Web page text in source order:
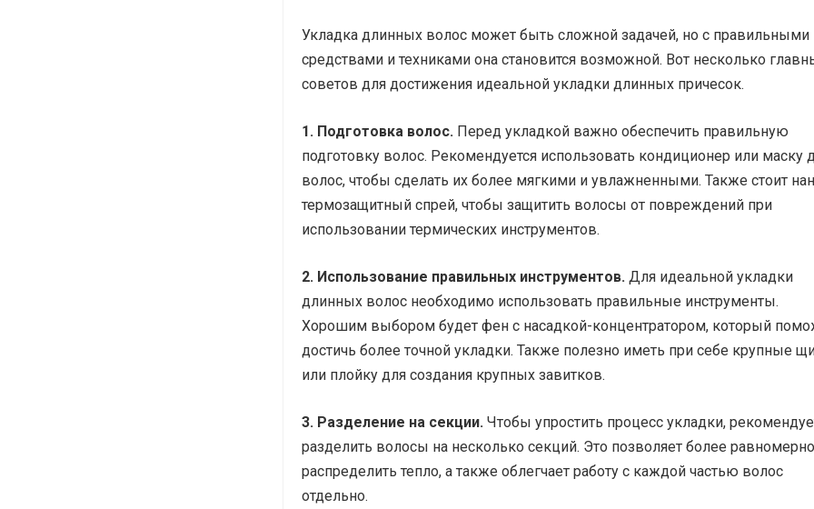
Укладка длинных волос может быть сложной задачей, но с правильными
средствами и техниками она становится возможной. Вот несколько
советов для достижения идеальной укладки длинных причесок.
1. Подготовка волос. Перед укладкой важно обеспечить правильную
подготовку волос. Рекомендуется использовать кондиционер или маску
волос, чтобы сделать их более мягкими и увлажненными. Также стоит
термозащитный спрей, чтобы защитить волосы от повреждений при
использовании термических инструментов.
2. Использование правильных инструментов. Для идеальной укладки
длинных волос необходимо использовать правильные инструменты.
Хорошим выбором будет фен с насадкой-концентратором, который
достичь более точной укладки. Также полезно иметь при себе крупные
или плойку для создания крупных завитков.
3. Разделение на секции. Чтобы упростить процесс укладки,
разделить волосы на несколько секций. Это позволяет более равномерно
распределить тепло, а также облегчает работу с каждой частью волос
отдельно.